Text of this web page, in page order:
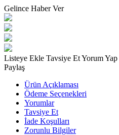
Gelince Haber Ver
Listeye Ekle Tavsiye EtYorum Yap
Paylaş
Ürün Açıklaması
Ödeme Seçenekleri
Yorumlar
Tavsiye Et
İade Koşulları
Zorunlu Bilgiler